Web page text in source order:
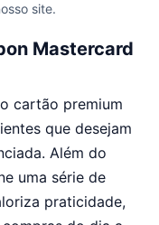
site.
Mastercard
cartão premium
que desejam
Além do
uma série de
praticidade,